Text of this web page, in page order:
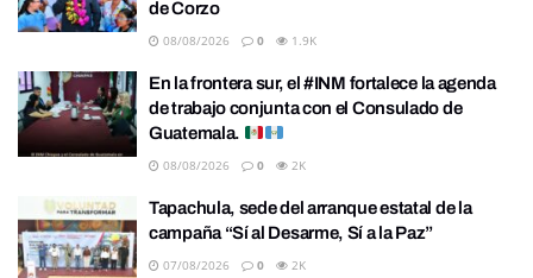
de Corzo
08/08/2026 0 1.9K
En la frontera sur, el #INM fortalece la agenda
de trabajo conjunta con el Consulado de
Guatemala.
08/08/2026 0 2K
Tapachula, sede del arranque estatal de la
campaña “Sí al Desarme, Sí a la Paz”
07/08/2026 0 2K